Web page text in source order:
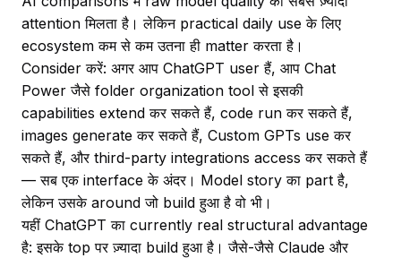
attention मिलता है। लेकिन practical daily use के लिए
ecosystem कम से कम उतना ही matter करता है।
Consider करें: अगर आप ChatGPT user हैं, आप Chat
Power जैसे folder organization tool से इसकी
capabilities extend कर सकते हैं, code run कर सकते हैं,
images generate कर सकते हैं, Custom GPTs use कर
सकते हैं, और third-party integrations access कर सकते हैं
— सब एक interface के अंदर। Model story का part है,
लेकिन उसके around जो build हुआ है वो भी।
यहीं ChatGPT का currently real structural advantage
है: इसके top पर ज़्यादा build हुआ है। जैसे-जैसे Claude और